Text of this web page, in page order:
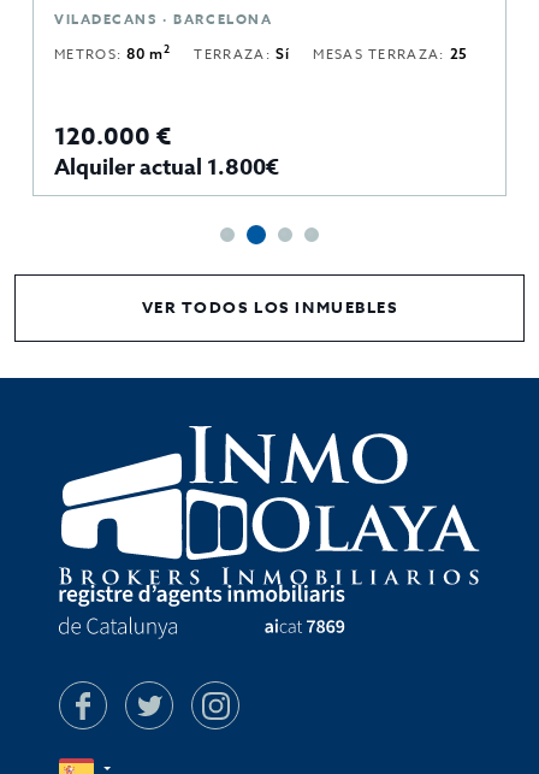
VILADECANS · BARCELONA
METROS:80 m2 TERRAZA:Sí MESAS TERRAZA: 25
120.000 €
Alquiler actual 1.800€
VER TODOS LOS INMUEBLES